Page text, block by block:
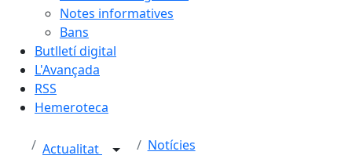
Notes informatives
Bans
Butlletí digital
L'Avançada
RSS
Hemeroteca
Actualitat Notícies